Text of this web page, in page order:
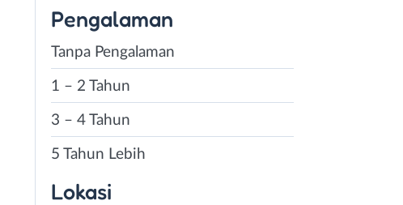
Pengalaman
Tanpa Pengalaman
1 – 2 Tahun
3 – 4 Tahun
5 Tahun Lebih
Lokasi